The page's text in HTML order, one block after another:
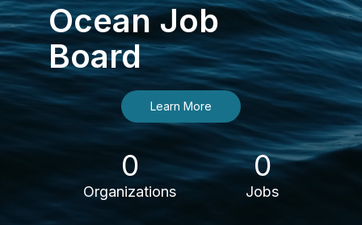
Ocean Job
Board
Learn More
0
Organizations
0
Jobs